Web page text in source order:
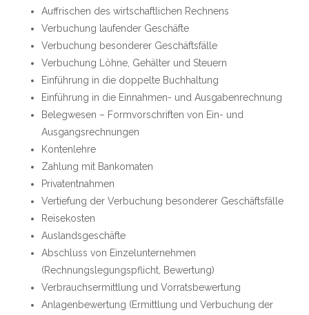
Auffrischen des wirtschaftlichen Rechnens
Verbuchung laufender Geschäfte
Verbuchung besonderer Geschäftsfälle
Verbuchung Löhne, Gehälter und Steuern
Einführung in die doppelte Buchhaltung
Einführung in die Einnahmen- und Ausgabenrechnung
Belegwesen – Formvorschriften von Ein- und
Ausgangsrechnungen
Kontenlehre
Zahlung mit Bankomaten
Privatentnahmen
Vertiefung der Verbuchung besonderer Geschäftsfälle
Reisekosten
Auslandsgeschäfte
Abschluss von Einzelunternehmen
(Rechnungslegungspflicht, Bewertung)
Verbrauchsermittlung und Vorratsbewertung
Anlagenbewertung (Ermittlung und Verbuchung der